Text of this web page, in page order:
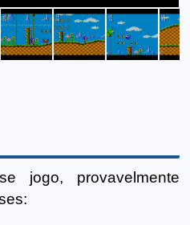
jogo, provavelmente